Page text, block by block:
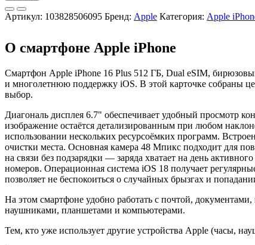
Артикул: 103828506095 Бренд: Apple Категория: Apple
О смартфоне Apple iPhone
Смартфон Apple iPhone 16 Plus 512 ГБ, Dual eSIM,
и многолетнюю поддержку iOS. В этой карточке собраны
выбор.
Диагональ дисплея 6.7" обеспечивает удобный просмотр
изображение остаётся детализированным при любом
использовании нескольких ресурсоёмких программ.
очистки места. Основная камера 48 Мпикс подходит для
на связи без подзарядки — заряда хватает на день
номеров. Операционная система iOS 18 получает
позволяет не беспокоиться о случайных брызгах и
На этом смартфоне удобно работать с почтой,
наушниками, планшетами и компьютерами.
Тем, кто уже использует другие устройства Apple (часы,